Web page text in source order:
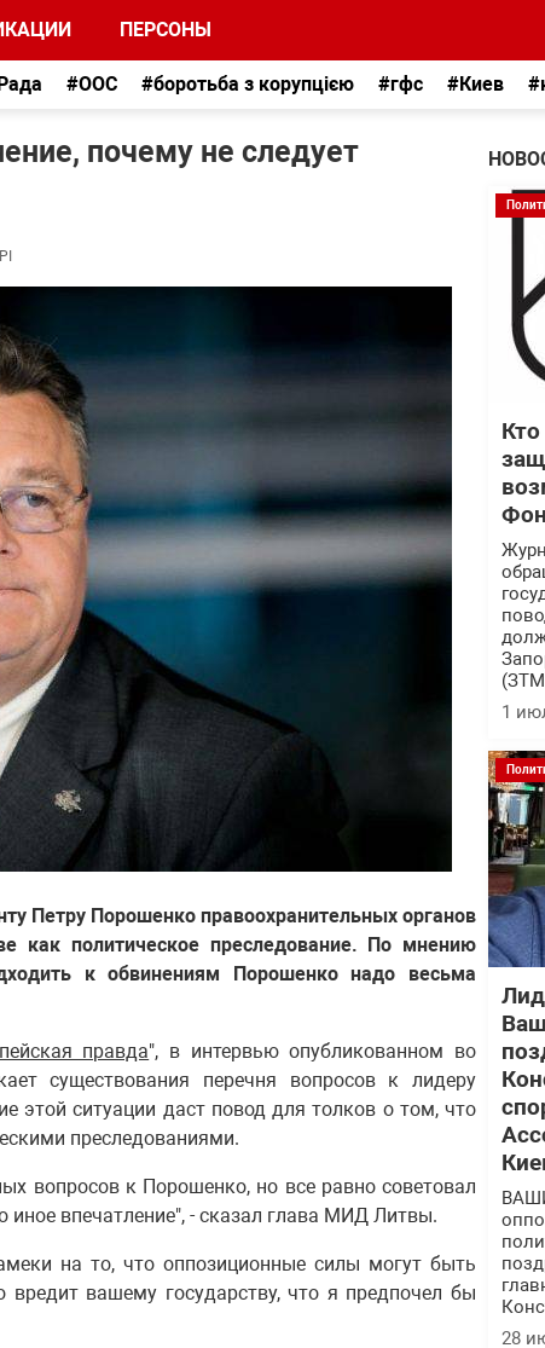
ПЕРСОНЫ
#ООС #боротьба з корупцією #гфс #Киев
почему не следует
Петру Порошенко правоохранительных органов
как политическое преследование. По мнению
к обвинениям Порошенко надо весьма
правда", в интервью опубликованном во
существования перечня вопросов к лидеру
этой ситуации даст повод для толков о том, что
преследованиями.
вопросов к Порошенко, но все равно советовал
иное впечатление", - сказал глава МИД Литвы.
на то, что оппозиционные силы могут быть
вашему государству, что я предпочел бы
1
28